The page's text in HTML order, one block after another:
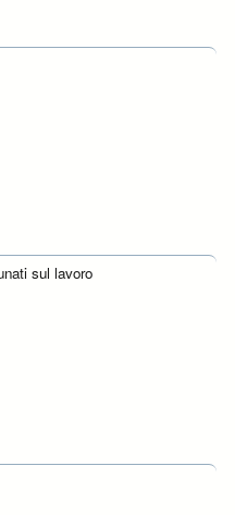
sul lavoro